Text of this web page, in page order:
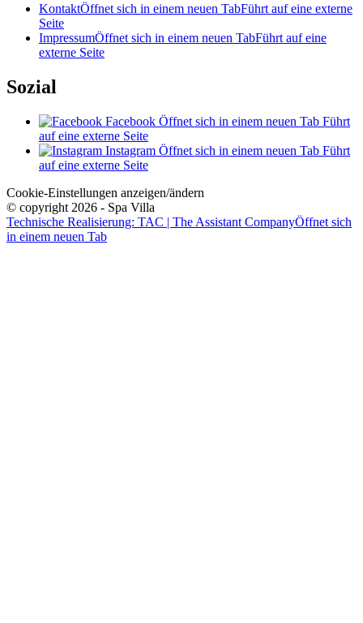
KontaktÖffnet sich in einem neuen TabFührt auf eine externe
Seite
ImpressumÖffnet sich in einem neuen TabFührt auf eine
externe Seite
Sozial
Facebook Öffnet sich in einem neuen Tab Führt
auf eine externe Seite
Instagram Öffnet sich in einem neuen Tab Führt
auf eine externe Seite
Cookie-Einstellungen anzeigen/ändern
© copyright 2026 - Spa Villa
Technische Realisierung: TAC | The Assistant CompanyÖffnet sich
in einem neuen Tab